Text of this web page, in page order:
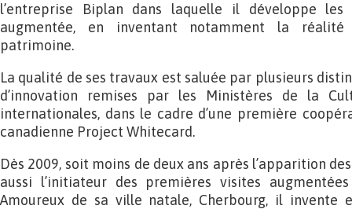
l’entreprise Biplan dans laquelle il développe
augmentée, en inventant notamment la réalité
patrimoine.
La qualité de ses travaux est saluée par plusieurs
d’innovation remises par les Ministères de la
internationales, dans le cadre d’une première
canadienne Project Whitecard.
Dès 2009, soit moins de deux ans après l’apparition
aussi l’initiateur des premières visites
Amoureux de sa ville natale, Cherbourg, il invente